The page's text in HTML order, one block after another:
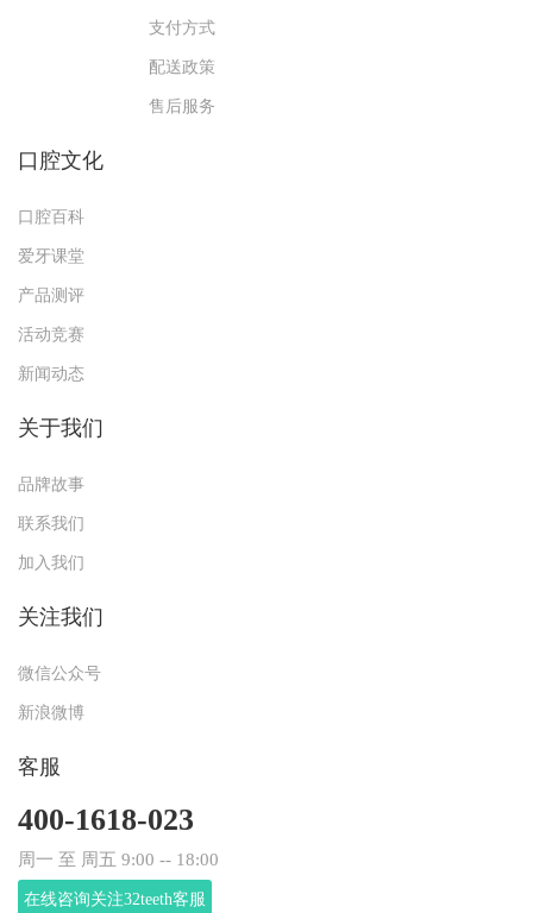
支付方式
配送政策
售后服务
口腔文化
口腔百科
爱牙课堂
产品测评
活动竞赛
新闻动态
关于我们
品牌故事
联系我们
加入我们
关注我们
微信公众号
新浪微博
客服
400-1618-023
周一 至 周五 9:00 -- 18:00
在线咨询关注32teeth客服